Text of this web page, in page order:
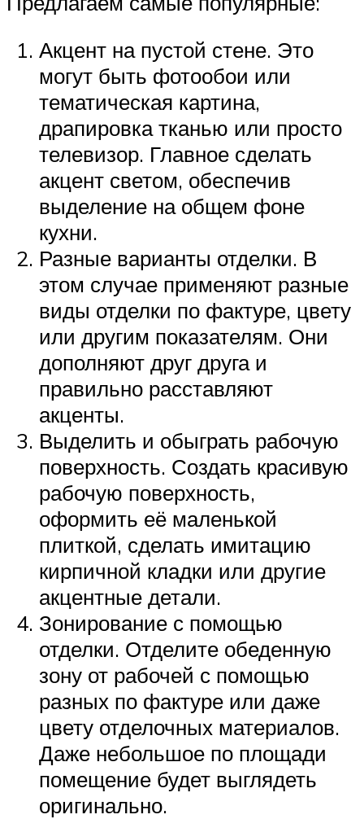
Акцент на пустой стене. Это
могут быть фотообои или
тематическая картина,
драпировка тканью или просто
телевизор. Главное сделать
акцент светом, обеспечив
выделение на общем фоне
кухни.
Разные варианты отделки. В
этом случае применяют разные
виды отделки по фактуре, цвету
или другим показателям. Они
дополняют друг друга и
правильно расставляют
акценты.
Выделить и обыграть рабочую
поверхность. Создать красивую
рабочую поверхность,
оформить её маленькой
плиткой, сделать имитацию
кирпичной кладки или другие
акцентные детали.
Зонирование с помощью
отделки. Отделите обеденную
зону от рабочей с помощью
разных по фактуре или даже
цвету отделочных материалов.
Даже небольшое по площади
помещение будет выглядеть
оригинально.